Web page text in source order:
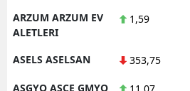
ARZUM ARZUM EV
ALETLERI
1,59
ASELS ASELSAN 353,75
ASGYO ASCE GMYO 11,07